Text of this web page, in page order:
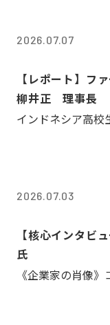
2026.07.07
【レポート】フ
柳井正 理事長
インドネシア高校
2026.07.03
【核心インタビ
氏
《企業家の肖像